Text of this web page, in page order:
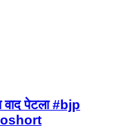
वाद पेटला #bjp